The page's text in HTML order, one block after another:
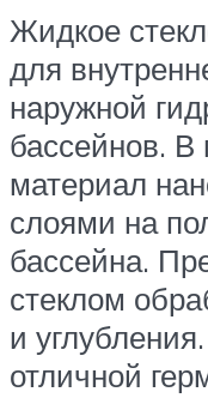
Жидкое
для
наружной
бассейнов. В
материал
слоями на
бассейна.
стеклом
и
отличной